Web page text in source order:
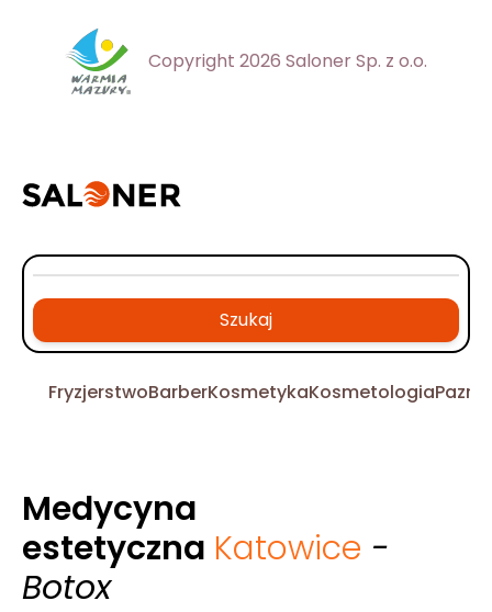
Copyright 2026 Saloner Sp. z o.o.
Szukaj
FryzjerstwoBarberKosmetykaKosmetologia
Medycyna
estetyczna Katowice -
Botox